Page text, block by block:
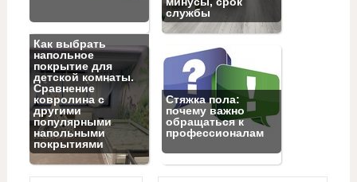
службы
Как выбрать
напольное
покрытие для
детской комнаты.
Сравнение
ковролина с
другими
популярными
напольными
покрытиями
Стяжка пола:
почему важно
обращаться к
профессионалам